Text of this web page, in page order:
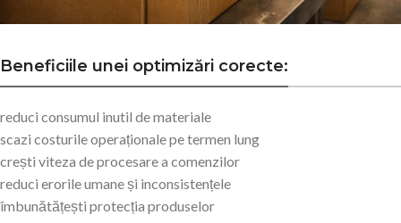
Beneficiile unei optimizări corecte:
reduci consumul inutil de materiale
scazi costurile operaționale pe termen lung
crești viteza de procesare a comenzilor
reduci erorile umane și inconsistențele
îmbunătățești protecția produselor